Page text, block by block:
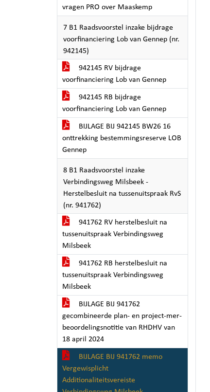
vragen PRO over Maaskemp
7 B1 Raadsvoorstel inzake bijdrage
voorfinanciering Lob van Gennep (nr.
942145)
942145 RV bijdrage
voorfinanciering Lob van Gennep
942145 RB bijdrage
voorfinanciering Lob van Gennep
BIJLAGE BIJ 942145 BW26 16
onttrekking bestemmingsreserve LOB
Gennep
8 B1 Raadsvoorstel inzake
Verbindingsweg Milsbeek -
Herstelbesluit na tussenuitspraak RvS
(nr. 941762)
941762 RV herstelbesluit na
tussenuitspraak Verbindingsweg
Milsbeek
941762 RB herstelbesluit na
tussenuitspraak Verbindingsweg
Milsbeek
BIJLAGE BIJ 941762
gecombineerde plan- en project-mer-
beoordelingsnotitie van RHDHV van
18 april 2024
BIJLAGE BIJ 941762 memo
Vergewisplicht
Additionaliteitsvereiste